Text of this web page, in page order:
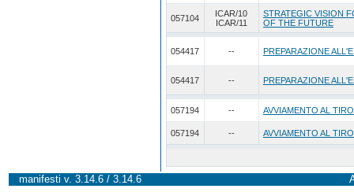
057104
ICAR/10
ICAR/11
STRATEGIC VISION
OF THE FUTURE
054417 -- PREPARAZIONE
054417 -- PREPARAZIONE
057194 -- AVVIAMENTO AL
057194 -- AVVIAMENTO AL
manifesti v. 3.14.6 / 3.14.6